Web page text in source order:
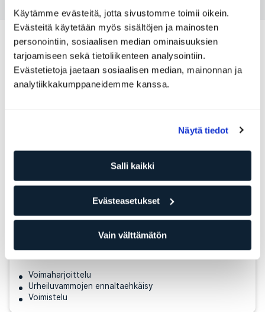
Käytämme evästeitä, jotta sivustomme toimii oikein.
Evästeitä käytetään myös sisältöjen ja mainosten
personointiin, sosiaalisen median ominaisuuksien
tarjoamiseen sekä tietoliikenteen analysointiin.
Evästetietoja jaetaan sosiaalisen median, mainonnan ja
analytiikkakumppaneidemme kanssa.
Näytä tiedot
Salli kaikki
Evästeasetukset
Vain välttämätön
Muita Personal Trainereita, jotka
voisivat sopia sinulle
Leena Turkki
Voimaharjoittelu
Noora Kaijanen
ELIXIA Hertsi Taso: 3
Voimaharjoittelu
Urheiluvammojen ennaltaehkäisy
Voimistelu